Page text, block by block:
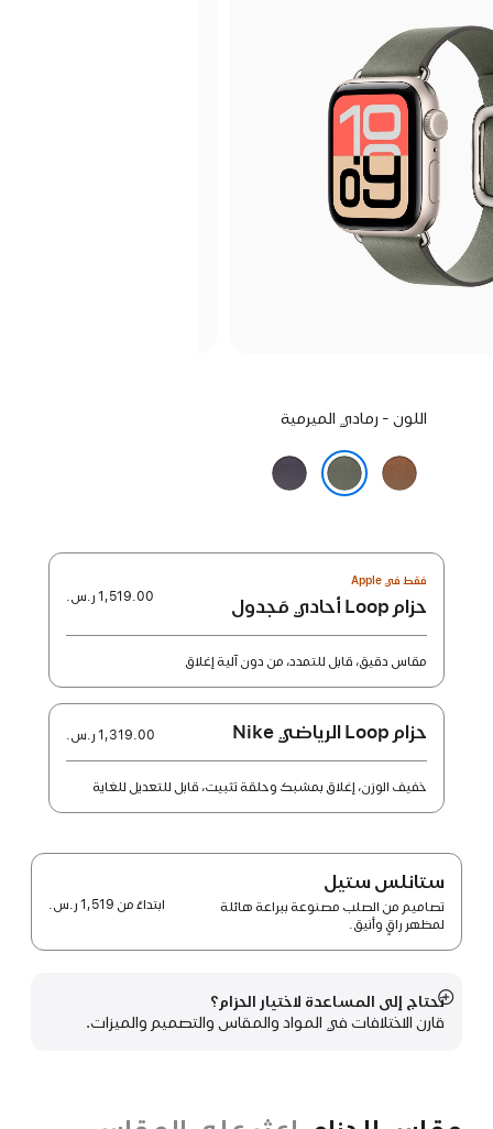
اختر
اللون - رمادي الميرمية
كراميل
ليلكي
ليلي
فقط في Apple
حزام Loop أحادي مَجدول 1,519.00 ر.س.‏
مقاس دقيق، قابل للتمدد، من دون آلية إغلاق
حزام Loop الرياضي Nike 1,319.00 ر.س.‏
خفيف الوزن، إغلاق بمشبك وحلقة تثبيت، قابل للتعديل للغاية
ستانلس ستيل
تصاميم من الصلب مصنوعة ببراعة هائلة
لمظهر راقٍ وأنيق.
ابتداءً من 1,519 ر.س.‏
تحتاج إلى المساعدة لاختيار الحزام؟
قارن الاختلافات في المواد والمقاس والتصميم والميزات.
عرض
المزيد